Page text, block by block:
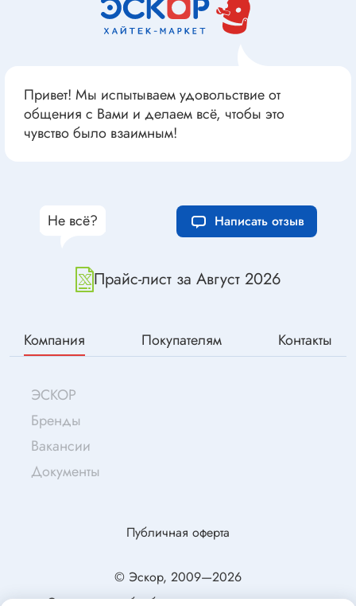
Привет! Мы испытываем удовольствие от
общения с Вами и делаем всё, чтобы это
чувство было взаимным!
Прайс-лист за Август 2026
Не всё? Написать отзыв
Компания Покупателям Контакты
ЭСКОР
Бренды
Вакансии
Документы
© Эскор, 2009—2026
Публичная оферта